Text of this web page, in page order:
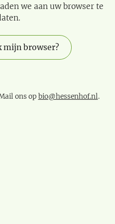
we aan uw browser te
mijn browser?
ons op bio@hessenhof.nl.